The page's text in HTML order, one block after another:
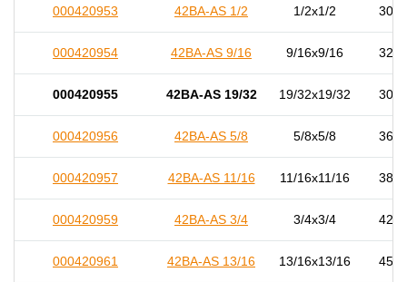
000420953 42BA-AS 1/2 1/2x1/2 30,0
000420954 42BA-AS 9/16 9/16x9/16 32,0
000420955 42BA-AS 19/32 19/32x19/32 30,0
000420956 42BA-AS 5/8 5/8x5/8 36,0
000420957 42BA-AS 11/16 11/16x11/16 38,0
000420959 42BA-AS 3/4 3/4x3/4 42,0
000420961 42BA-AS 13/16 13/16x13/16 45,0